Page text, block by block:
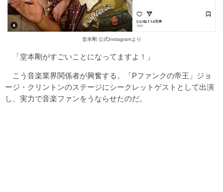
堂本剛 公式Instagramより
「堂本剛がすごいことになってますよ！」
こう音楽業界関係者が興奮する。「Pファンクの帝王」ジョ
ージ・クリントンのステージにシークレットゲストとして出演
し、実力で音楽ファンをうならせたのだ。